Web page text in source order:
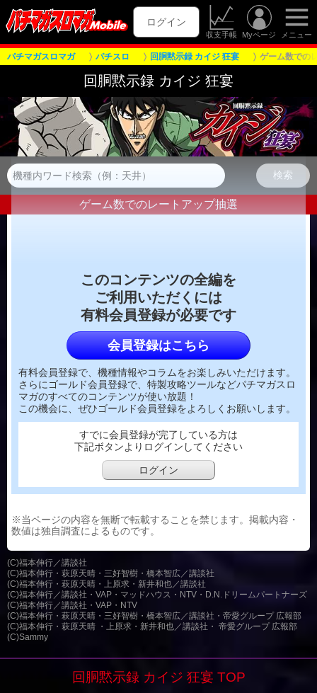
ログイン
収支手帳 Myページ メニュー
パチマガスロマガ パチスロ 回胴黙示録 カイジ 狂宴 ゲーム数での
回胴黙示録 カイジ 狂宴
ゲーム数でのレートアップ抽選
このコンテンツの全編を
ご利用いただくには
有料会員登録が必要です
会員登録はこちら
有料会員登録で、機種情報やコラムをお楽しみいただけます。
さらにゴールド会員登録で、特製攻略ツールなどパチマガスロ
マガのすべてのコンテンツが使い放題！
この機会に、ぜひゴールド会員登録をよろしくお願いします。
すでに会員登録が完了している方は
下記ボタンよりログインしてください
ログイン
※当ページの内容を無断で転載することを禁じます。掲載内容・
数値は独自調査によるものです。
(C)福本伸行／講談社
(C)福本伸行・萩原天晴・三好智樹・橋本智広／講談社
(C)福本伸行・萩原天晴・上原求・新井和也／講談社
(C)福本伸行／講談社・VAP・マッドハウス・NTV・D.N.ドリームパートナーズ
(C)福本伸行／講談社・VAP・NTV
(C)福本伸行・萩原天晴・三好智樹・橋本智広／講談社・帝愛グループ 広報部
(C)福本伸行・萩原天晴 ・上原求・新井和也／講談社・ 帝愛グループ 広報部
(C)Sammy
回胴黙示録 カイジ 狂宴 TOP